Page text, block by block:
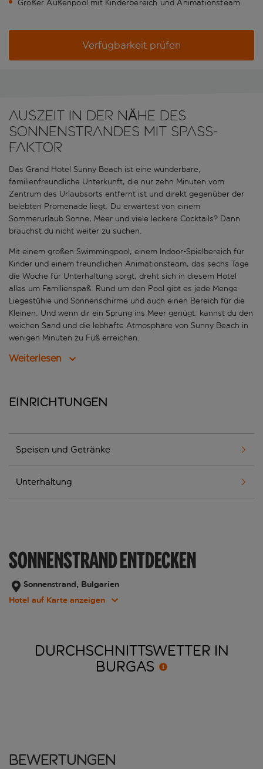
Großer Außenpool mit Kinderbereich und Animationsteam
Verfügbarkeit prüfen
AUSZEIT IN DER NÄHE DES
SONNENSTRANDES MIT SPASS-
FAKTOR
Das Grand Hotel Sunny Beach ist eine wunderbare,
familienfreundliche Unterkunft, die nur zehn Minuten vom
Zentrum des Urlaubsorts entfernt ist und direkt gegenüber der
belebten Promenade liegt. Du erwartest von einem
Sommerurlaub Sonne, Meer und viele leckere Cocktails? Dann
brauchst du nicht weiter zu suchen.
Mit einem großen Swimmingpool, einem Indoor-Spielbereich für
Kinder und einem freundlichen Animationsteam, das sechs Tage
die Woche für Unterhaltung sorgt, dreht sich in diesem Hotel
alles um Familienspaß. Rund um den Pool gibt es jede Menge
Liegestühle und Sonnenschirme und auch einen Bereich für die
Kleinen. Und wenn dir ein Sprung ins Meer genügt, kannst du den
weichen Sand und die lebhafte Atmosphäre von Sunny Beach in
wenigen Minuten zu Fuß erreichen.
Weiterlesen
Einrichtungen
Speisen und Getränke
Unterhaltung
SONNENSTRAND ENTDECKEN
Sonnenstrand, Bulgarien
Hotel auf Karte anzeigen
DURCHSCHNITTSWETTER IN
BURGAS
Bewertungen